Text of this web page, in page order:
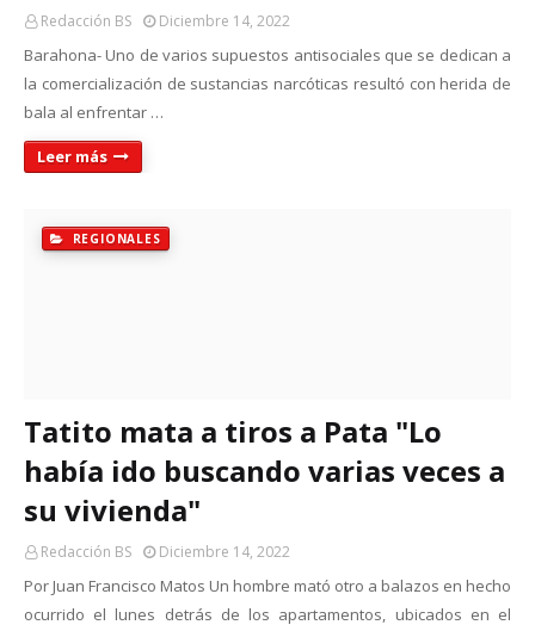
Redacción BS Diciembre 14, 2022
Barahona- Uno de varios supuestos antisociales que se dedican a
la comercialización de sustancias narcóticas resultó con herida de
bala al enfrentar …
Leer más
REGIONALES
Tatito mata a tiros a Pata "Lo
había ido buscando varias veces a
su vivienda"
Redacción BS Diciembre 14, 2022
Por Juan Francisco Matos Un hombre mató otro a balazos en hecho
ocurrido el lunes detrás de los apartamentos, ubicados en el